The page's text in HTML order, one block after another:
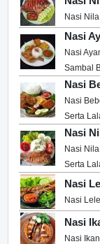
Nasi
Nasi
Nasi
Sambal
Nasi
Nasi
Serta
Nasi
Nasi
Serta
Nasi
Nasi
Nasi
Nasi